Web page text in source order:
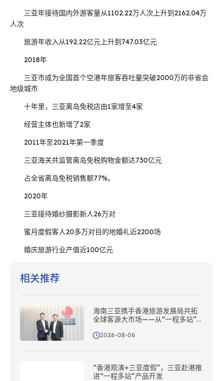
三亚年接待国内外游客量从1102.22万人次上升到2162.04万
人次
旅游年收入从192.22亿元上升到747.03亿元
2018年
三亚市成为全国首个空港年旅客吞吐量突破2000万的非省会
地级城市
十年里，三亚离岛免税店由1家增至4家
经营主体也新增了2家
2011年至2021年第一季度
三亚海关共监管离岛免税购物金额达730亿元
占全省离岛免税销售额77%。
2020年
三亚接待婚纱摄影新人26万对
蜜月度假客人20多万对目的地婚礼近2200场
婚庆旅游行业产值近100亿元
相关推荐
海南三亚携手香港旅游发展局共拓
全球客源大市场——从“一程多站”
2026-08-06
“香港观演+三亚度假”，三亚赴港推
进“一程多站”产品开发